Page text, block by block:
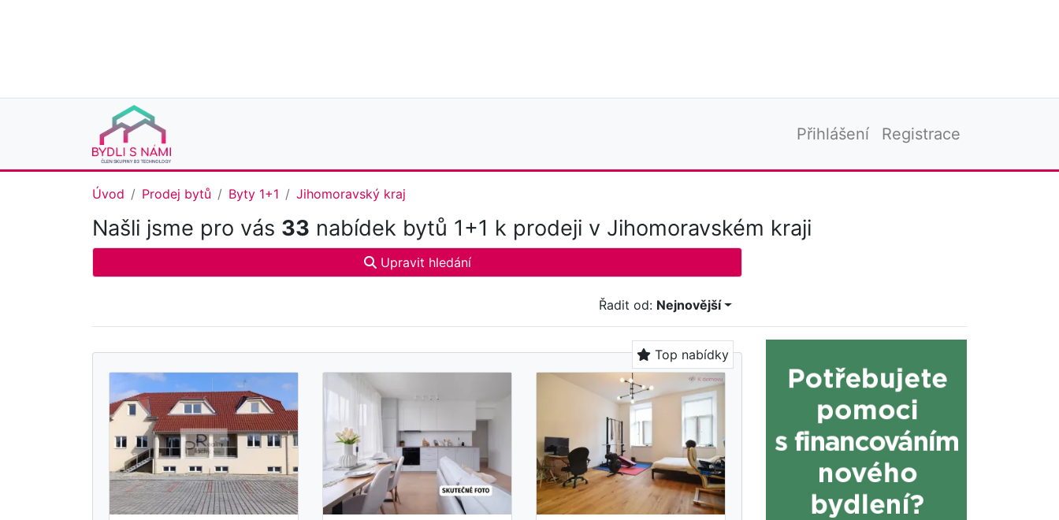
Přihlášení Registrace
Úvod Prodej bytů Byty 1+1 Jihomoravský kraj
Našli jsme pro vás 33 nabídek bytů 1+1 k prodeji v Jihomoravském kraji
Upravit hledání
Řadit od: Nejnovější
Top nabídky